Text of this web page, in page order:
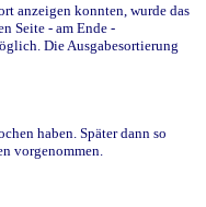
anzeigen konnten, wurde das
Seite - am Ende -
Die Ausgabesortierung
haben. Später dann so
vorgenommen.